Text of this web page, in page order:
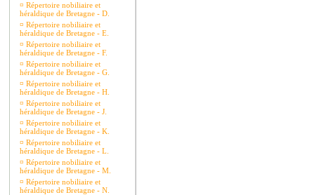
¤ Répertoire nobiliaire et
héraldique de Bretagne - D.
¤ Répertoire nobiliaire et
héraldique de Bretagne - E.
¤ Répertoire nobiliaire et
héraldique de Bretagne - F.
¤ Répertoire nobiliaire et
héraldique de Bretagne - G.
¤ Répertoire nobiliaire et
héraldique de Bretagne - H.
¤ Répertoire nobiliaire et
héraldique de Bretagne - J.
¤ Répertoire nobiliaire et
héraldique de Bretagne - K.
¤ Répertoire nobiliaire et
héraldique de Bretagne - L.
¤ Répertoire nobiliaire et
héraldique de Bretagne - M.
¤ Répertoire nobiliaire et
héraldique de Bretagne - N.